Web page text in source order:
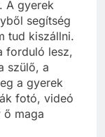
A gyerek
segítség
tud kiszállni.
forduló lesz,
szülő, a
a gyerek
fotó, videó
ő maga